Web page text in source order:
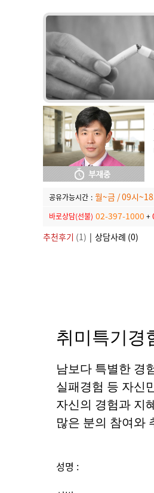
공유가능시간 : 월~금 / 09시
바로상담(선불) 02-397-1000 +
추천후기 (1) | 상담사례 (0)
취미특기경
남보다 특별한 경
실패경험 등 자신
자신의 경험과 지
많은 분의 참여와
성명 :